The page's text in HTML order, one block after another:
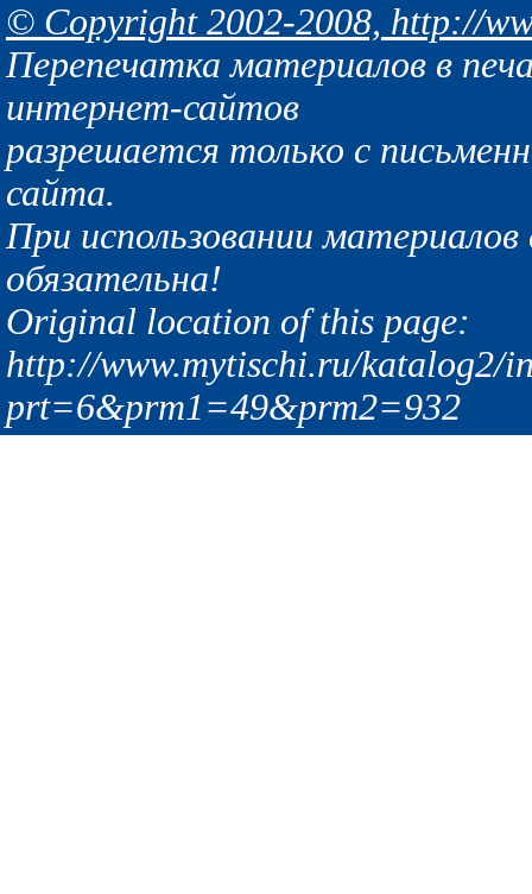
© Copyright 2002-2008, http://
Перепечатка материалов в
интернет-сайтов
разрешается только с
сайта.
При использовании
обязательна!
Original location of this page:
http://www.mytischi.ru/katalog2/
prt=6&prm1=49&prm2=932